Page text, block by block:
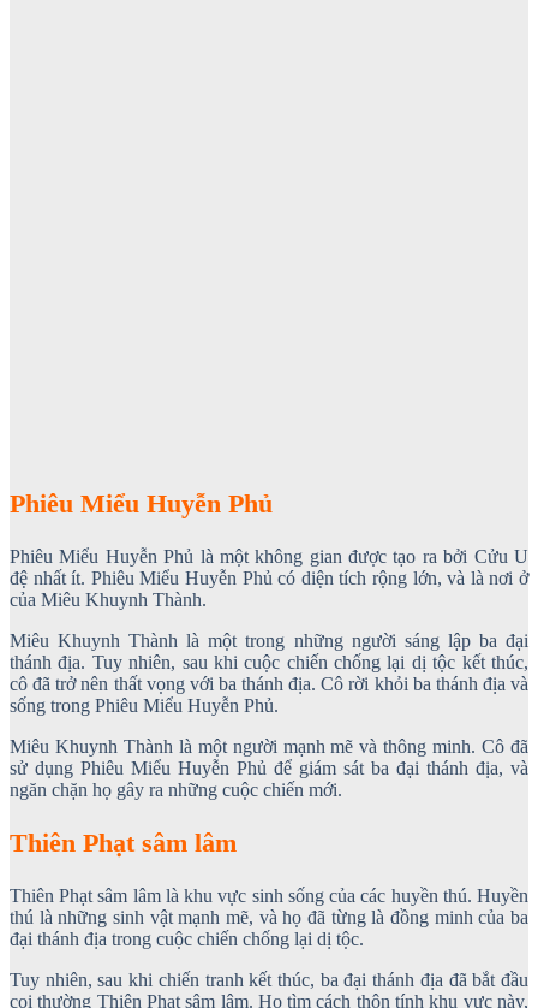
Phiêu Miểu Huyễn Phủ
Phiêu Miểu Huyễn Phủ là một không gian được tạo ra bởi Cửu U
đệ nhất ít. Phiêu Miểu Huyễn Phủ có diện tích rộng lớn, và là nơi ở
của Miêu Khuynh Thành.
Miêu Khuynh Thành là một trong những người sáng lập ba đại
thánh địa. Tuy nhiên, sau khi cuộc chiến chống lại dị tộc kết thúc,
cô đã trở nên thất vọng với ba thánh địa. Cô rời khỏi ba thánh địa và
sống trong Phiêu Miểu Huyễn Phủ.
Miêu Khuynh Thành là một người mạnh mẽ và thông minh. Cô đã
sử dụng Phiêu Miểu Huyễn Phủ để giám sát ba đại thánh địa, và
ngăn chặn họ gây ra những cuộc chiến mới.
Thiên Phạt sâm lâm
Thiên Phạt sâm lâm là khu vực sinh sống của các huyền thú. Huyền
thú là những sinh vật mạnh mẽ, và họ đã từng là đồng minh của ba
đại thánh địa trong cuộc chiến chống lại dị tộc.
Tuy nhiên, sau khi chiến tranh kết thúc, ba đại thánh địa đã bắt đầu
coi thường Thiên Phạt sâm lâm. Họ tìm cách thôn tính khu vực này,